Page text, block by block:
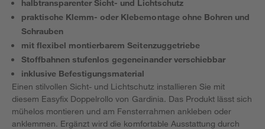
halbtransparenter Sicht- und Lichtschutz
praktische Klemm- oder Klebemontage ohne Bohren und
Schrauben
mit flexibel montierbarem Seitenzuggetriebe
Stoffbahnen stufenlos gegeneinander verschiebbar
inklusive Befestigungsmaterial
Einen stilvollen Sicht- und Lichtschutz installieren Sie mit
diesem Easyfix Doppelrollo von Gardinia. Das Produkt lässt sich
mühelos montieren und am Fensterrahmen ankleben oder
anklemmen. Ergänzt wird die komfortable Ausstattung durch